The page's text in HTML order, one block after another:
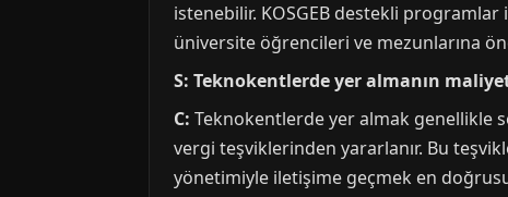
istenebilir. KOSGEB destekli
üniversite öğrencileri ve mezunlarına
S: Teknokentlerde yer almanın
C: Teknokentlerde yer almak genellikle
vergi teşviklerinden yararlanır. Bu
yönetimiyle iletişime geçmek en